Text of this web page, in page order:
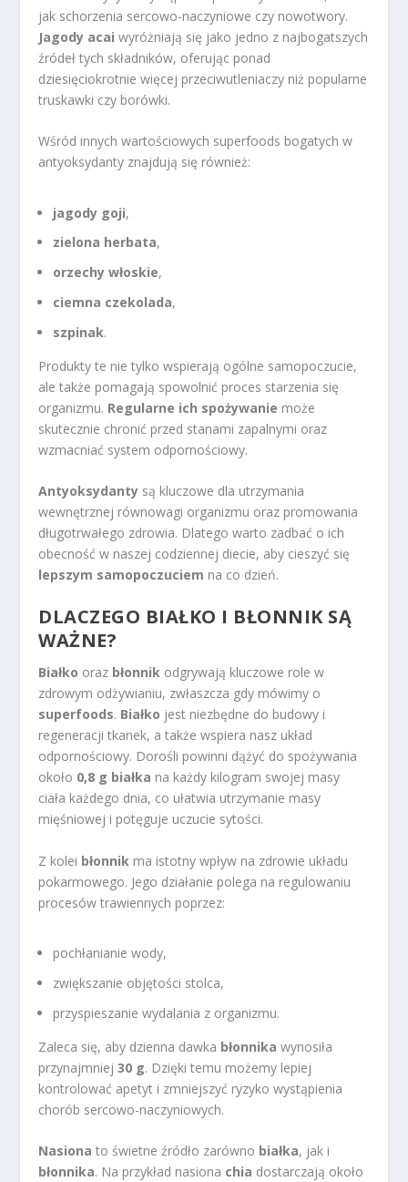
jak schorzenia sercowo-naczyniowe czy nowotwory.
Jagody acai wyróżniają się jako jedno z najbogatszych
źródeł tych składników, oferując ponad
dziesięciokrotnie więcej przeciwutleniaczy niż popularne
truskawki czy borówki.
Wśród innych wartościowych superfoods bogatych w
antyoksydanty znajdują się również:
jagody goji,
zielona herbata,
orzechy włoskie,
ciemna czekolada,
szpinak.
Produkty te nie tylko wspierają ogólne samopoczucie,
ale także pomagają spowolnić proces starzenia się
organizmu. Regularne ich spożywanie może
skutecznie chronić przed stanami zapalnymi oraz
wzmacniać system odpornościowy.
Antyoksydanty są kluczowe dla utrzymania
wewnętrznej równowagi organizmu oraz promowania
długotrwałego zdrowia. Dlatego warto zadbać o ich
obecność w naszej codziennej diecie, aby cieszyć się
lepszym samopoczuciem na co dzień.
DLACZEGO BIAŁKO I BŁONNIK SĄ
WAŻNE?
Białko oraz błonnik odgrywają kluczowe role w
zdrowym odżywianiu, zwłaszcza gdy mówimy o
superfoods. Białko jest niezbędne do budowy i
regeneracji tkanek, a także wspiera nasz układ
odpornościowy. Dorośli powinni dążyć do spożywania
około 0,8 g białka na każdy kilogram swojej masy
ciała każdego dnia, co ułatwia utrzymanie masy
mięśniowej i potęguje uczucie sytości.
Z kolei błonnik ma istotny wpływ na zdrowie układu
pokarmowego. Jego działanie polega na regulowaniu
procesów trawiennych poprzez:
pochłanianie wody,
zwiększanie objętości stolca,
przyspieszanie wydalania z organizmu.
Zaleca się, aby dzienna dawka błonnika wynosiła
przynajmniej30 g. Dzięki temu możemy lepiej
kontrolować apetyt i zmniejszyć ryzyko wystąpienia
chorób sercowo-naczyniowych.
Nasiona to świetne źródło zarówno białka, jak i
błonnika. Na przykład nasiona chia dostarczają około